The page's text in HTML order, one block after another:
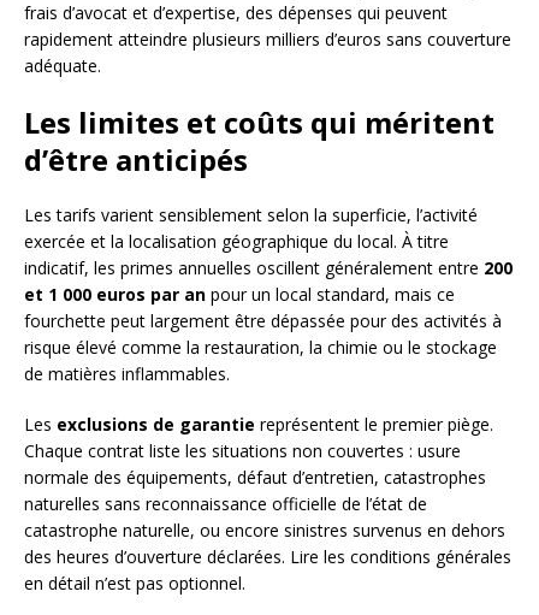
frais d’avocat et d’expertise, des dépenses qui peuvent
rapidement atteindre plusieurs milliers d’euros sans couverture
adéquate.
Les limites et coûts qui méritent
d’être anticipés
Les tarifs varient sensiblement selon la superficie, l’activité
exercée et la localisation géographique du local. À titre
indicatif, les primes annuelles oscillent généralement entre 200
et 1 000 euros par an pour un local standard, mais ce
fourchette peut largement être dépassée pour des activités à
risque élevé comme la restauration, la chimie ou le stockage
de matières inflammables.
Les exclusions de garantie représentent le premier piège.
Chaque contrat liste les situations non couvertes : usure
normale des équipements, défaut d’entretien, catastrophes
naturelles sans reconnaissance officielle de l’état de
catastrophe naturelle, ou encore sinistres survenus en dehors
des heures d’ouverture déclarées. Lire les conditions générales
en détail n’est pas optionnel.